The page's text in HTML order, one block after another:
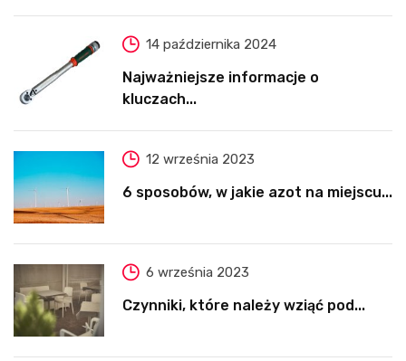
14 października 2024
Najważniejsze informacje o
kluczach...
12 września 2023
6 sposobów, w jakie azot na miejscu...
6 września 2023
Czynniki, które należy wziąć pod...